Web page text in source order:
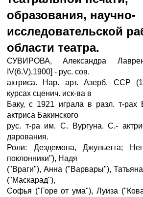
образования, научно-
исследовательской
области театра.
СУВИРОВА, Александра
IV(6.V).1900] - рус. сов.
актриса. Нар. арт. Азерб. ССР
курсах сценич. иск-ва в
Баку, с 1921 играла в разл. т-рах
актриса Бакинского
рус. т-ра им. С. Вургуна. С.-
дарования.
Роли: Дездемона, Джульетта;
поклонники"), Надя
("Враги"), Анна ("Варвары"),
("Маскарад"),
Софья ("Горе от ума"), Луиза